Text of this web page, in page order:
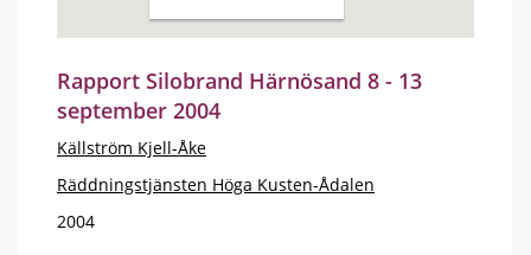
Rapport Silobrand Härnösand 8 - 13
september 2004
Källström Kjell-Åke
Räddningstjänsten Höga Kusten-Ådalen
2004